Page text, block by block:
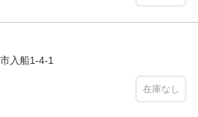
入船1-4-1
在庫なし